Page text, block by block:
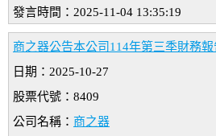
發言時間：2025-11-04 13:35:19
商之器公告本公司114年第三季財務
日期：2025-10-27
股票代號：8409
公司名稱： 商之器